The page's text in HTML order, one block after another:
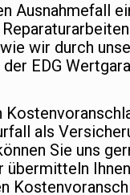
Ausnahmefall
wir durch
EDG
als
Sie uns
übermitteln